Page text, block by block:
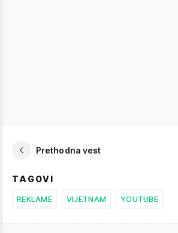
Prethodna vest
TAGOVI
REKLAME VIJETNAM YOUTUBE